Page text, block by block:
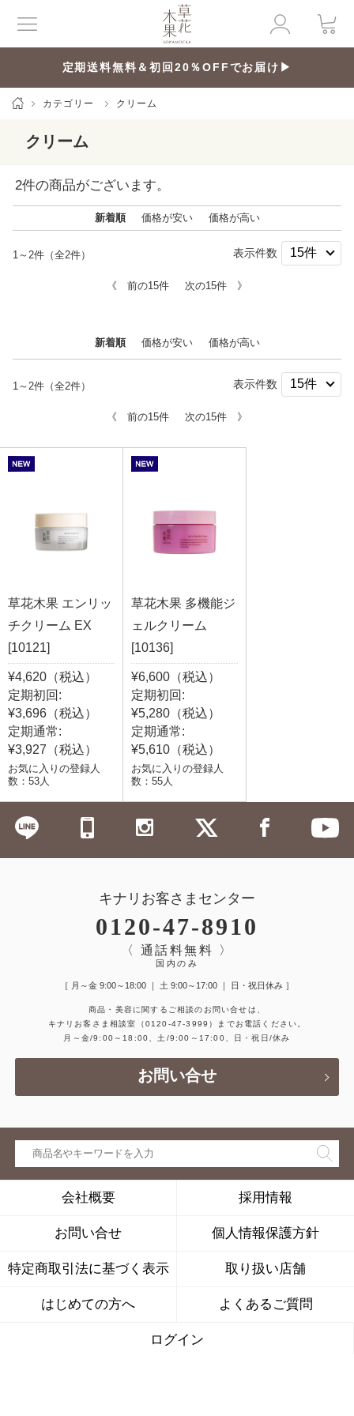
定期送料無料＆初回20％OFFでお届け▶
カテゴリー クリーム
クリーム
2件の商品がございます。
新着順 価格が安い 価格が高い
1～2件（全2件） 表示件数
《 前の15件 次の15件 》
新着順 価格が安い 価格が高い
1～2件（全2件） 表示件数
《 前の15件 次の15件 》
草花木果 エンリッ
チクリーム EX
[10121]
¥4,620（税込）
定期初回:
¥3,696（税込）
定期通常:
¥3,927（税込）
お気に入りの登録人
数：53人
草花木果 多機能ジ
ェルクリーム
[10136]
¥6,600（税込）
定期初回:
¥5,280（税込）
定期通常:
¥5,610（税込）
お気に入りの登録人
数：55人
キナリお客さまセンター
0120-47-8910
〈 通話料無料 〉
国内のみ
［ 月～金 9:00～18:00 ｜ 土 9:00～17:00 ｜ 日・祝日休み ］
商品・美容に関するご相談のお問い合せは、
キナリお客さま相談室
（0120-47-3999）
までお電話ください。
月～金/9:00～18:00、土/9:00～17:00、日・祝日/休み
お問い合せ
会社概要 採用情報
お問い合せ 個人情報保護方針
特定商取引法に基づく表示 取り扱い店舗
はじめての方へ よくあるご質問
ログイン